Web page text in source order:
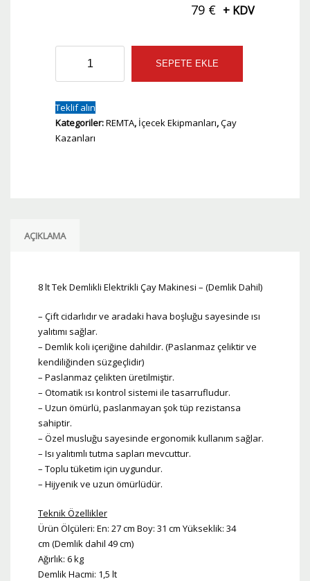
79 € + KDV
8
lt
Tek
Demlikli
Elektrikli
Dahil)
SEPETE EKLE
Teklif alın
Kategoriler:REMTA, İçecek Ekipmanları,Çay
Kazanları
AÇIKLAMA
8 lt Tek Demlikli Elektrikli Çay Makinesi – (Demlik Dahil)
– Çift cidarlıdır ve aradaki hava boşluğu sayesinde ısı
yalıtımı sağlar.
– Demlik koli içeriğine dahildir. (Paslanmaz çeliktir ve
kendiliğinden süzgeçlidir)
– Paslanmaz çelikten üretilmiştir.
– Otomatik ısı kontrol sistemi ile tasarrufludur.
– Uzun ömürlü, paslanmayan şok tüp rezistansa
sahiptir.
– Özel musluğu sayesinde ergonomik kullanım sağlar.
– Isı yalıtımlı tutma sapları mevcuttur.
– Toplu tüketim için uygundur.
– Hijyenik ve uzun ömürlüdür.
Teknik Özellikler
Ürün Ölçüleri: En: 27 cm Boy: 31 cm Yükseklik: 34
cm (Demlik dahil 49 cm)
Ağırlık: 6 kg
Demlik Hacmi: 1,5 lt